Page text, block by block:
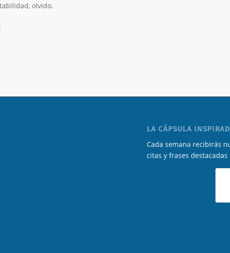
olvido.
LA CÁPSULA
Cada semana recibirás
citas y frases